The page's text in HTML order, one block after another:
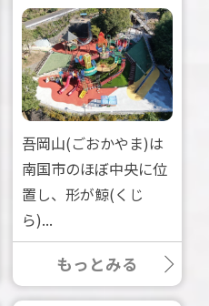
吾岡山(ごおかやま)は
南国市のほぼ中央に位
置し、形が鯨(くじ
ら)...
もっとみる